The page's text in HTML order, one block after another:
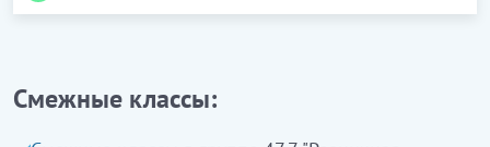
тауарларды және дәретхана
Смежные классы: